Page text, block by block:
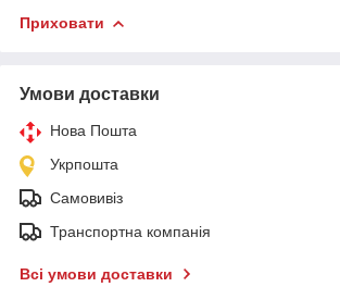
Приховати
Умови доставки
Нова Пошта
Укрпошта
Самовивіз
Транспортна компанія
Всі умови доставки